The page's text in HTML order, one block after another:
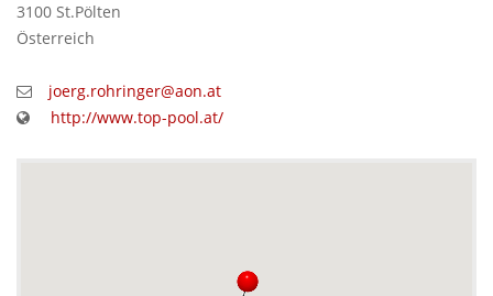
3100 St.Pölten
Österreich
joerg.rohringer@aon.at
http://www.top-pool.at/